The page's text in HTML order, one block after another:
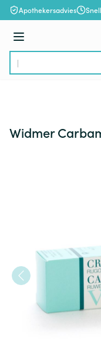
Ga naar de inhoud
Apothekersadvies
Menu
Product, merk,
Widmer